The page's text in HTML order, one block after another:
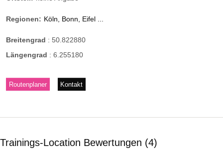
Regionen: Köln, Bonn, Eifel ...
Breitengrad : 50.822880
Längengrad : 6.255180
Routenplaner Kontakt
Trainings-Location Bewertungen 4